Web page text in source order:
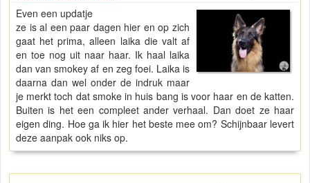
Even een updatje
ze is al een paar dagen hier en op zich
gaat het prima, alleen laika die valt af
en toe nog uit naar haar. Ik haal laika
dan van smokey af en zeg foei. Laika is
daarna dan wel onder de indruk maar
je merkt toch dat smoke in huis bang is voor haar en de katten.
Buiten is het een compleet ander verhaal. Dan doet ze haar
eigen ding. Hoe ga ik hier het beste mee om? Schijnbaar levert
deze aanpak ook niks op.